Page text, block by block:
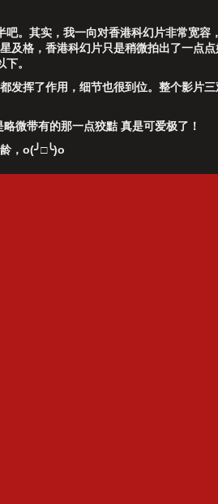
。其实，我一向对香港科幻片非常宽
格，香港科幻片只是稍微拍出了一点
。
挥了作用，细节也很到位。整个影片
微带有的那一点狡黠 真是可爱极了！
，o(╯□╰)o